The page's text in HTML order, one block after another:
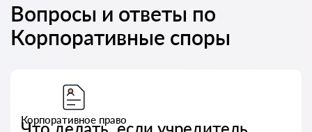
Вопросы и ответы по
Корпоративные споры
Корпоративное право